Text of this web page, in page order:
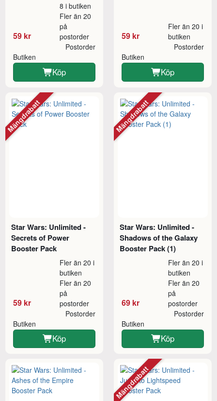
59 kr
8 i butiken
Fler än 20
på
postorder
Butiken
Postorder
Köp
59 kr
Fler än 20 i
butiken
Butiken
Postorder
Köp
Star Wars: Unlimited -
Secrets of Power
Booster Pack
59 kr
Fler än 20 i
butiken
Fler än 20
på
postorder
Butiken
Postorder
Köp
Mängdrabatt
Star Wars: Unlimited -
Shadows of the Galaxy
Booster Pack (1)
69 kr
Fler än 20 i
butiken
Fler än 20
på
postorder
Butiken
Postorder
Köp
Mängdrabatt
Mängdrabatt